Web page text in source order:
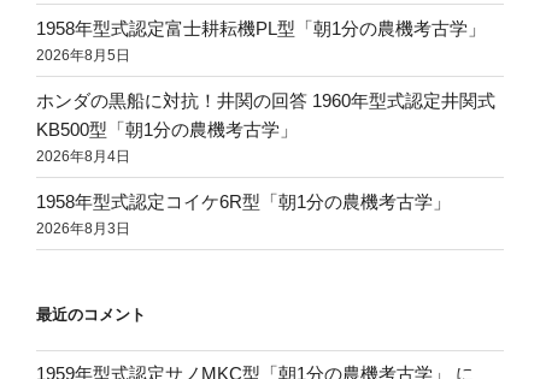
1958年型式認定富士耕耘機PL型「朝1分の農機考古学」
2026年8月5日
ホンダの黒船に対抗！井関の回答 1960年型式認定井関式
KB500型「朝1分の農機考古学」
2026年8月4日
1958年型式認定コイケ6R型「朝1分の農機考古学」
2026年8月3日
最近のコメント
1959年型式認定サノMKC型「朝1分の農機考古学」
に